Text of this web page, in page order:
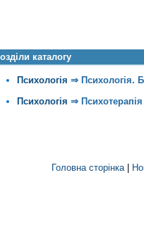
каталогу
Психологія ⇒ Психологія.
Психологія ⇒ Психотерапія
Головна сторінка|